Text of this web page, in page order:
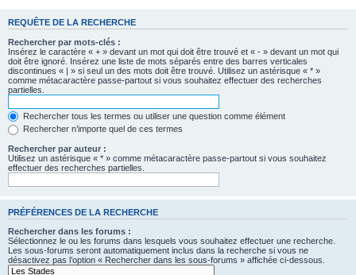
REQUÊTE DE LA RECHERCHE
Rechercher par mots-clés :
Insérez le caractère « + » devant un mot qui doit être trouvé et « - » devant un mot qui
doit être ignoré. Insérez une liste de mots séparés entre des barres verticales
discontinues « | » si seul un des mots doit être trouvé. Utilisez un astérisque « * »
comme métacaractère passe-partout si vous souhaitez effectuer des recherches
partielles.
Rechercher tous les termes ou utiliser une question comme élément
Rechercher n’importe quel de ces termes
Rechercher par auteur :
Utilisez un astérisque « * » comme métacaractère passe-partout si vous souhaitez
effectuer des recherches partielles.
PRÉFÉRENCES DE LA RECHERCHE
Rechercher dans les forums :
Sélectionnez le ou les forums dans lesquels vous souhaitez effectuer une recherche.
Les sous-forums seront automatiquement inclus dans la recherche si vous ne
désactivez pas l’option « Rechercher dans les sous-forums » affichée ci-dessous.